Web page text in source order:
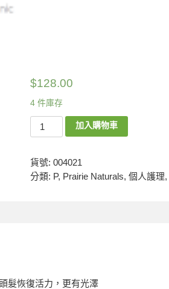
$128.00
4 件庫存
加入購物車
貨號: 004021
分類: P, Prairie Naturals, 個人護理,
髮恢復活力，更有光澤